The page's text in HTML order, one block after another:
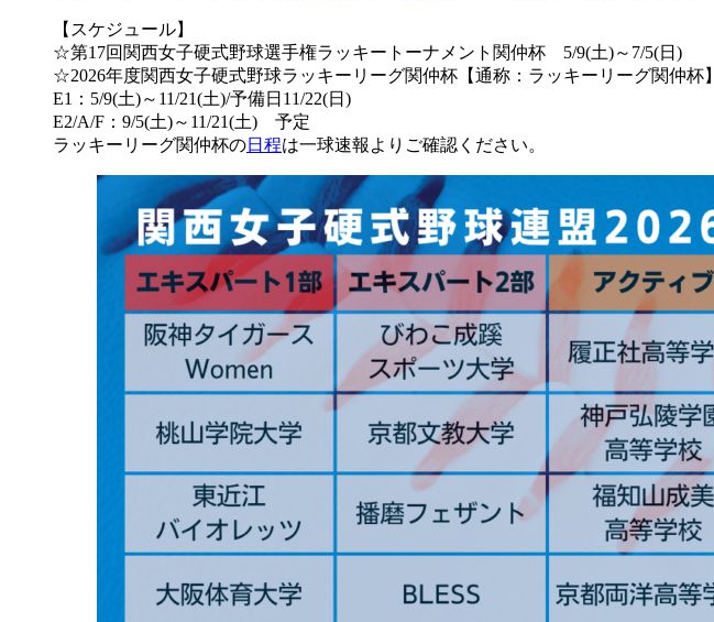
【スケジュール】
☆第17回関西女子硬式野球選手権ラッキートーナメント関仲杯 5/9(土)～7/5(日)
☆2026年度関西女子硬式野球ラッキーリーグ関仲杯【通称：ラッキーリーグ関仲杯】
E1：5/9(土)～11/21(土)/予備日11/22(日)
E2/A/F：9/5(土)～11/21(土) 予定
ラッキーリーグ関仲杯の日程は一球速報よりご確認ください。